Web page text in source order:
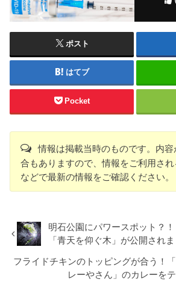
ポスト
はてブ
Pocket
情報は掲載当時のものです。内
合もありますので、情報をご利用さ
などで最新の情報をご確認ください。
明石公園にパワースポット？！
「青天を仰ぐ木」が公開され
フライドチキンのトッピングが合う！
レーやさん」のカレーを